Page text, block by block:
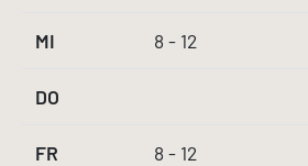
MI 8 - 12
DO
FR 8 - 12